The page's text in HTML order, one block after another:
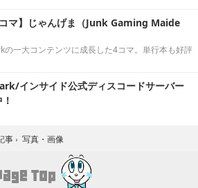
コマ】じゃんげま（Junk Gaming Maide
一大コンテンツに成長した4コマ。単行本も好評
インサイド公式ディスコードサーバー
事 › 写真・画像